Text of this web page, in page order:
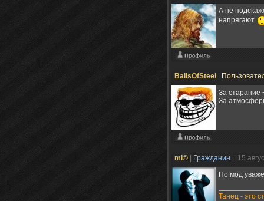
А не
напрягают
BallsOfSteel
За старание
За
mi© Гражданин
| 15
Но мод
Танец - это